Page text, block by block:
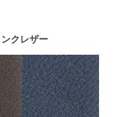
クレザー